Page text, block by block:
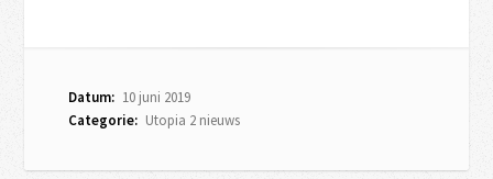
Datum: 10 juni 2019
Categorie: Utopia 2 nieuws